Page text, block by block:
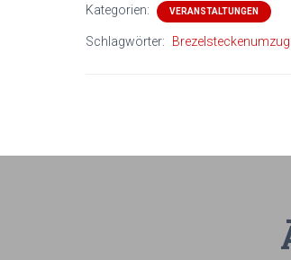
Kategorien: VERANSTALTUNGEN
Schlagwörter: Brezelsteckenumzug